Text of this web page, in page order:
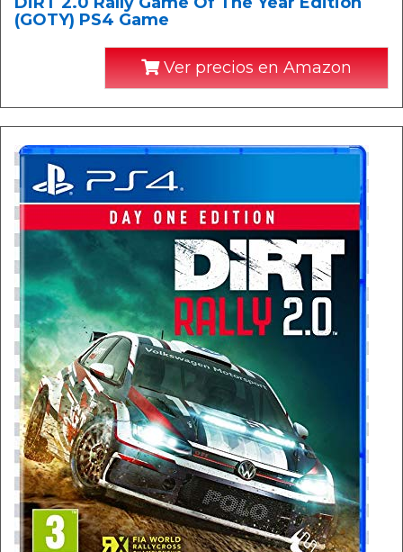
(GOTY) PS4 Game
Ver precios en Amazon